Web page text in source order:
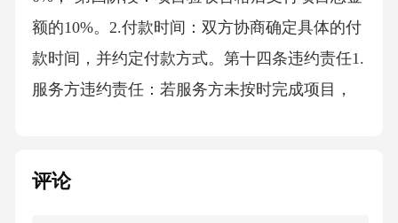
额的10%。2.付款时间：双方协商确定具体的付
款时间，并约定付款方式。第十四条违约责任1.
服务方违约责任：若服务方未按时完成项目，
时完成，服务方应退还已收取的款项。2.委托方
评论